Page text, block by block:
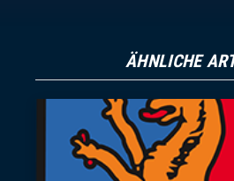
ÄHNLICHE